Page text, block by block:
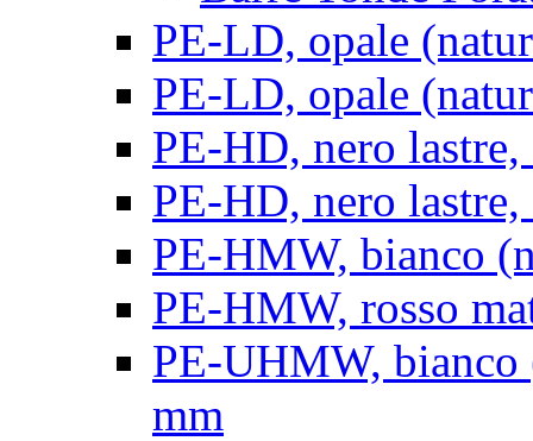
PE-LD, opale
PE-LD, opale
PE-HD, nero lastre,
PE-HD, nero lastre,
PE-HMW, bianco
PE-HMW, rosso
PE-UHMW, bianco
mm